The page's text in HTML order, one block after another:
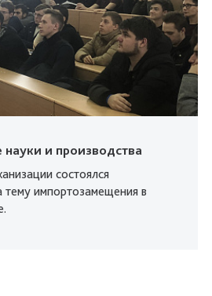
и производства
состоялся
тему импортозамещения в